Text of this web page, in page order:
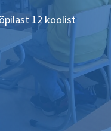
12 koolist